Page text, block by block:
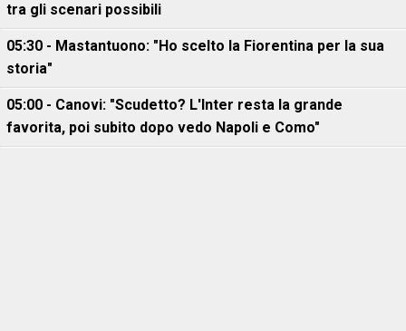
tra gli scenari possibili
05:30 - Mastantuono: "Ho scelto la Fiorentina per la sua
storia"
05:00 - Canovi: "Scudetto? L'Inter resta la grande
favorita, poi subito dopo vedo Napoli e Como"